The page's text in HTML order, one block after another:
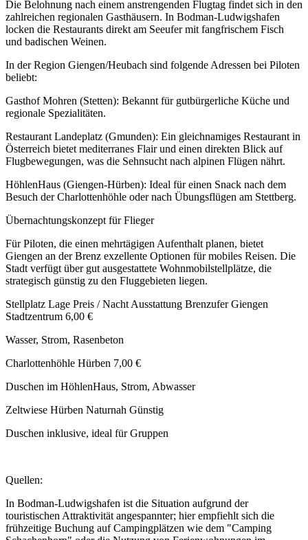
Die Belohnung nach einem anstrengenden Flugtag findet sich in den
zahlreichen regionalen Gasthäusern. In Bodman-Ludwigshafen
locken die Restaurants direkt am Seeufer mit fangfrischem Fisch
und badischen Weinen.
In der Region Giengen/Heubach sind folgende Adressen bei Piloten
beliebt:
Gasthof Mohren (Stetten): Bekannt für gutbürgerliche Küche und
regionale Spezialitäten.
Restaurant Landeplatz (Gmunden): Ein gleichnamiges Restaurant in
Österreich bietet mediterranes Flair und einen direkten Blick auf
Flugbewegungen, was die Sehnsucht nach alpinen Flügen nährt.
HöhlenHaus (Giengen-Hürben): Ideal für einen Snack nach dem
Besuch der Charlottenhöhle oder nach Übungsflügen am Stettberg.
Übernachtungskonzept für Flieger
Für Piloten, die einen mehrtägigen Aufenthalt planen, bietet
Giengen an der Brenz exzellente Optionen für mobiles Reisen. Die
Stadt verfügt über gut ausgestattete Wohnmobilstellplätze, die
strategisch günstig zu den Fluggebieten liegen.
Stellplatz Lage Preis / Nacht Ausstattung Brenzufer Giengen
Stadtzentrum 6,00 €
Wasser, Strom, Rasenbeton
Charlottenhöhle Hürben 7,00 €
Duschen im HöhlenHaus, Strom, Abwasser
Zeltwiese Hürben Naturnah Günstig
Duschen inklusive, ideal für Gruppen
Quellen:
In Bodman-Ludwigshafen ist die Situation aufgrund der
touristischen Attraktivität angespannter; hier empfiehlt sich die
frühzeitige Buchung auf Campingplätzen wie dem "Camping